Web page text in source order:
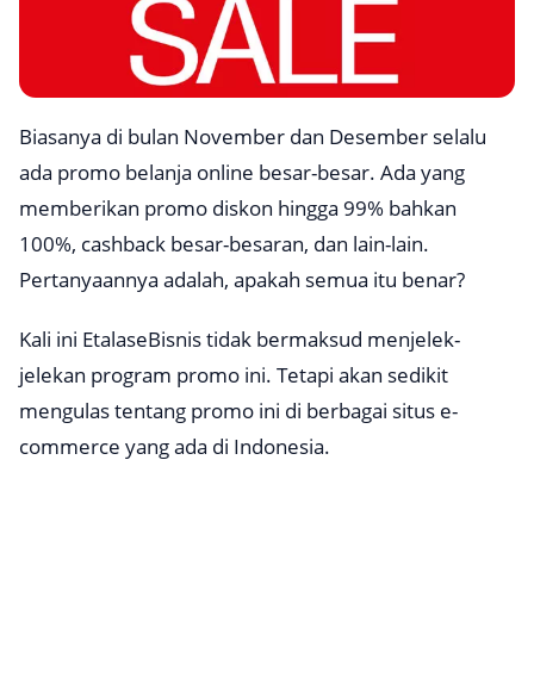
Biasanya di bulan November dan Desember selalu
ada promo belanja online besar-besar. Ada yang
memberikan promo diskon hingga 99% bahkan
100%, cashback besar-besaran, dan lain-lain.
Pertanyaannya adalah, apakah semua itu benar?
Kali ini EtalaseBisnis tidak bermaksud menjelek-
jelekan program promo ini. Tetapi akan sedikit
mengulas tentang promo ini di berbagai situs e-
commerce yang ada di Indonesia.